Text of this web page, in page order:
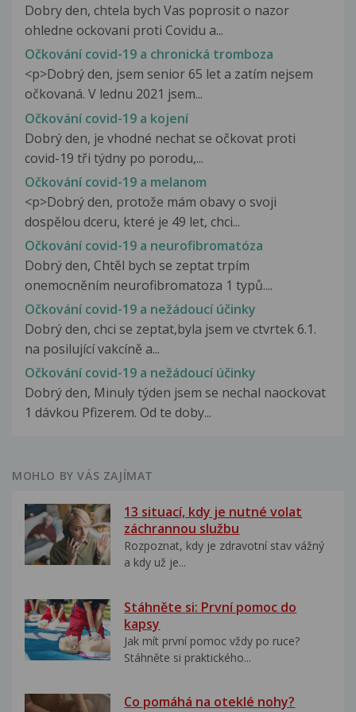
Dobry den, chtela bych Vas poprosit o nazor
ohledne ockovani proti Covidu a...
Očkování covid-19 a chronická tromboza
<p>Dobrý den, jsem senior 65 let a zatím nejsem
očkovaná. V lednu 2021 jsem...
Očkování covid-19 a kojení
Dobrý den, je vhodné nechat se očkovat proti
covid-19 tři týdny po porodu,...
Očkování covid-19 a melanom
<p>Dobrý den, protože mám obavy o svoji
dospělou dceru, které je 49 let, chci...
Očkování covid-19 a neurofibromatóza
Dobrý den, Chtěl bych se zeptat trpím
onemocněním neurofibromatoza 1 typů....
Očkování covid-19 a nežádoucí účinky
Dobrý den, chci se zeptat,byla jsem ve ctvrtek 6.1.
na posilující vakcíně a...
Očkování covid-19 a nežádoucí účinky
Dobrý den, Minuly týden jsem se nechal naockovat
1 dávkou Pfizerem. Od te doby...
MOHLO BY VÁS ZAJÍMAT
13 situací, kdy je nutné volat
záchrannou službu
Rozpoznat, kdy je zdravotní stav vážný
a kdy už je...
Stáhněte si: První pomoc do
kapsy
Jak mít první pomoc vždy po ruce?
Stáhněte si praktického...
Co pomáhá na oteklé nohy?